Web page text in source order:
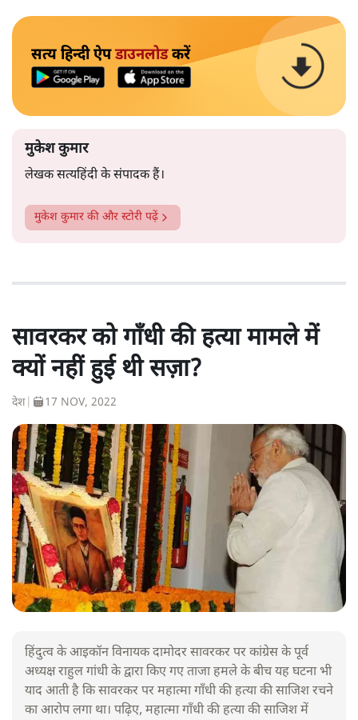
सत्य हिन्दी ऐपडाउनलोडकरें
मुकेश कुमार
लेखक सत्यहिंदी के संपादक हैं।
मुकेश कुमार की और स्टोरी पढ़ें
सावरकर को गाँधी की हत्या मामले में
क्यों नहीं हुई थी सज़ा?
देश 17 NOV, 2022
हिंदुत्व के आइकॉन विनायक दामोदर सावरकर पर कांग्रेस के पूर्व
अध्यक्ष राहुल गांधी के द्वारा किए गए ताजा हमले के बीच यह घटना भी
याद आती है कि सावरकर पर महात्मा गाँधी की हत्या की साजिश रचने
का आरोप लगा था। पढ़िए, महात्मा गाँधी की हत्या की साजिश में